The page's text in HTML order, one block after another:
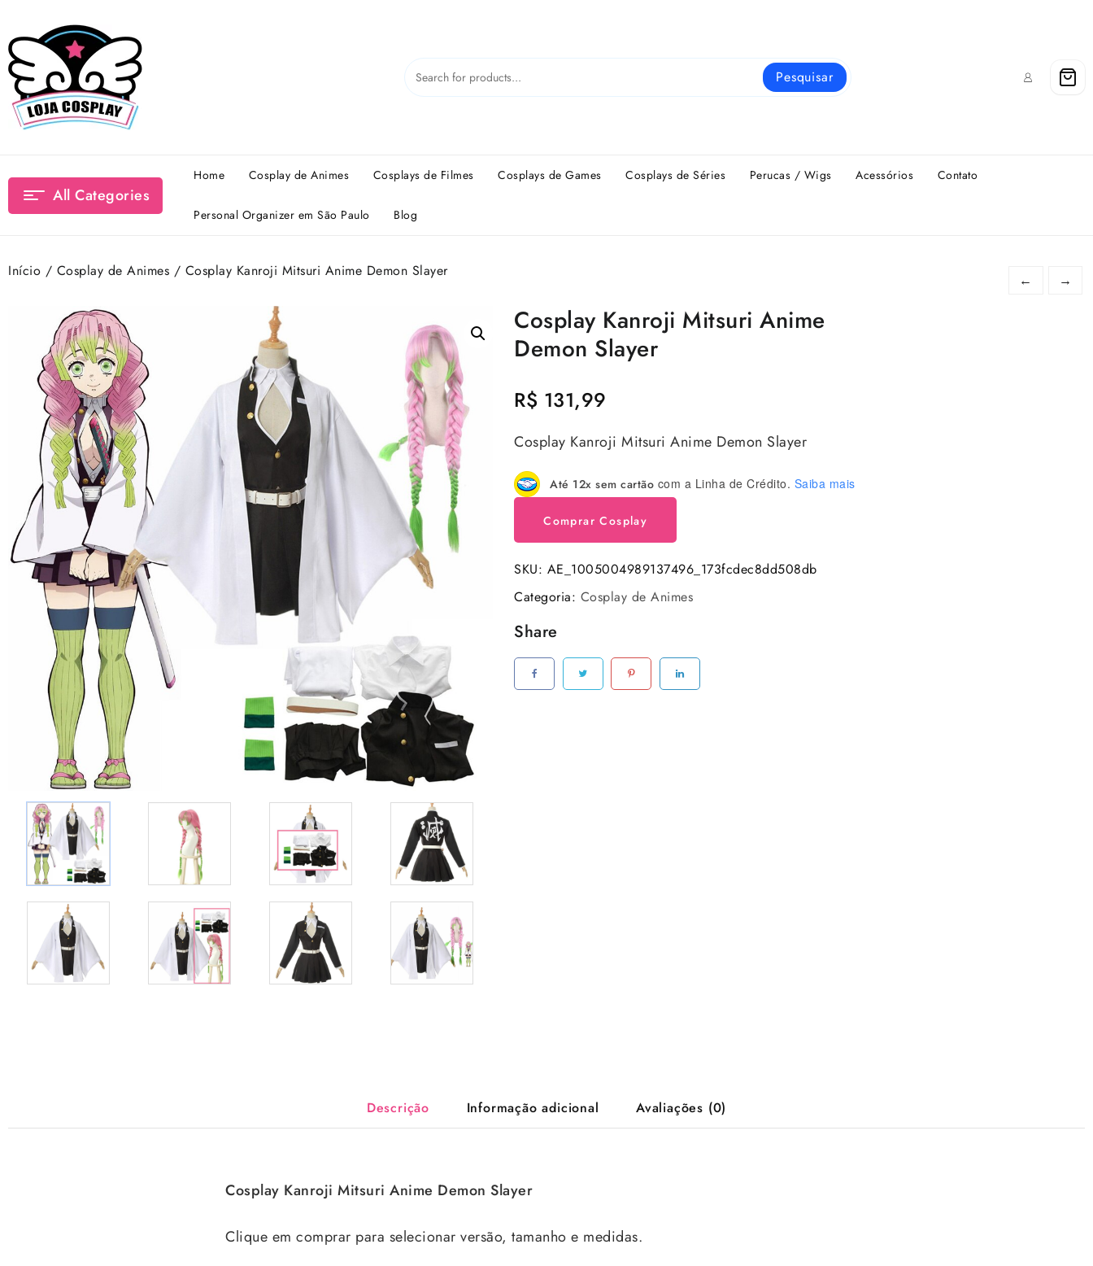
content
Pesquisar
All Categories
Home Cosplay de Animes Cosplays de Filmes Cosplays de Games Cosplays de Séries Perucas / Wigs Acessórios Contato
Personal Organizer em São Paulo Blog
Início / Cosplay de Animes / Cosplay Kanroji Mitsuri Anime Demon Slayer
← →
Cosplay Kanroji Mitsuri Anime
Demon Slayer
R$ 131,99
Cosplay Kanroji Mitsuri Anime Demon Slayer
Até 12x sem cartão com a Linha de Crédito. Saiba mais
Comprar Cosplay
SKU: AE_1005004989137496_173fcdec8dd508db
Categoria: Cosplay de Animes
Share
Descrição Informação adicional Avaliações (0)
Cosplay Kanroji Mitsuri Anime Demon Slayer
Clique em comprar para selecionar versão, tamanho e medidas.